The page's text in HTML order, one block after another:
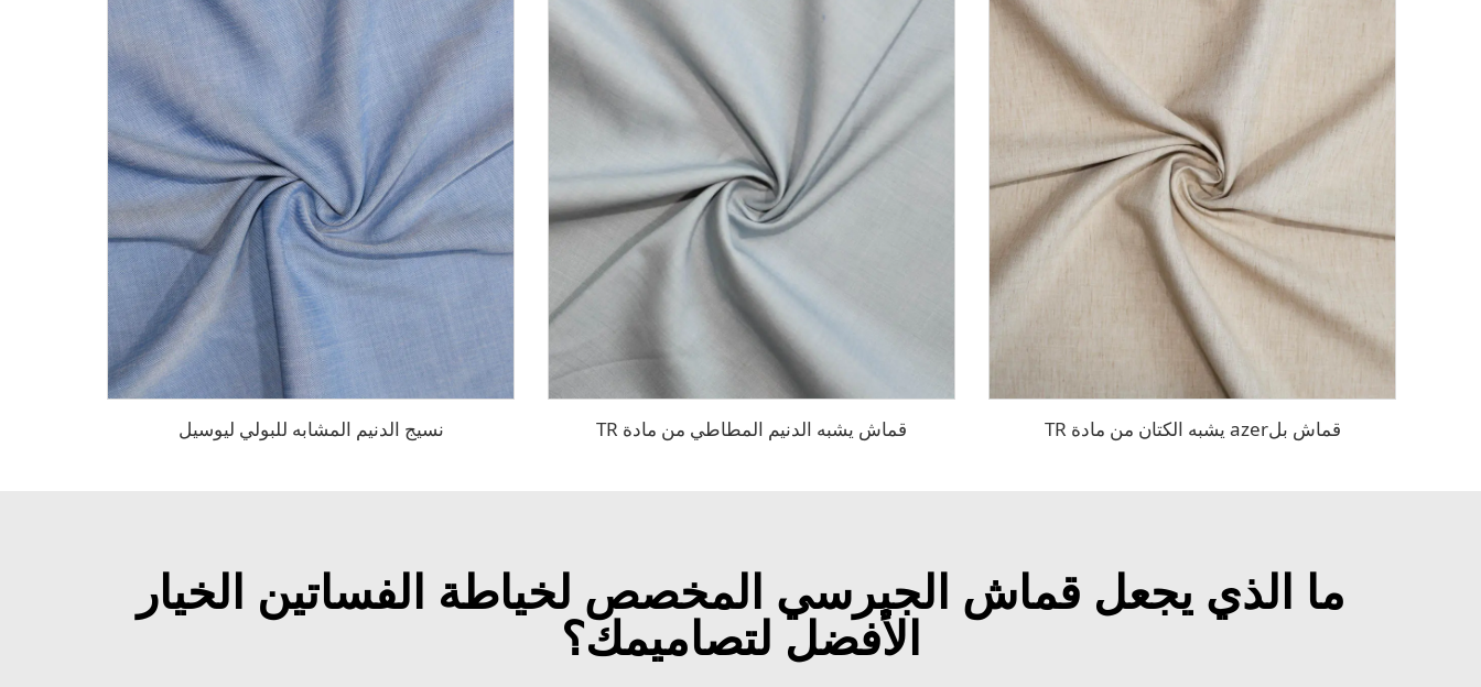
قماش بلazer يشبه الكتان من مادة TR قماش يشبه الدنيم المطاطي من مادة TR نسيج الدنيم المشابه للبولي ليوسيل
ما الذي يجعل قماش الجيرسي المخصص لخياطة الفساتين الخيار
الأفضل لتصاميمك؟